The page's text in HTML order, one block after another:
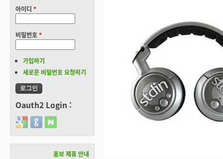
아이디 *
비밀번호*
가입하기
새로운 비밀번호 요청하기
Oauth2 Login :
Login with Google
Login with GitHub
Login with Naver
홍보 제휴 안내